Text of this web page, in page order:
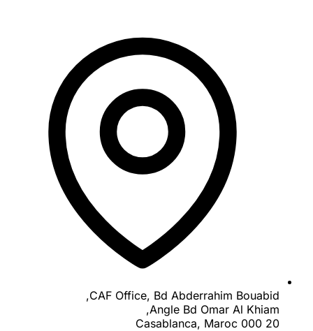
CAF Office, Bd Abderrahim Bouabid,
Angle Bd Omar Al Khiam,
20 000 Casablanca, Maroc